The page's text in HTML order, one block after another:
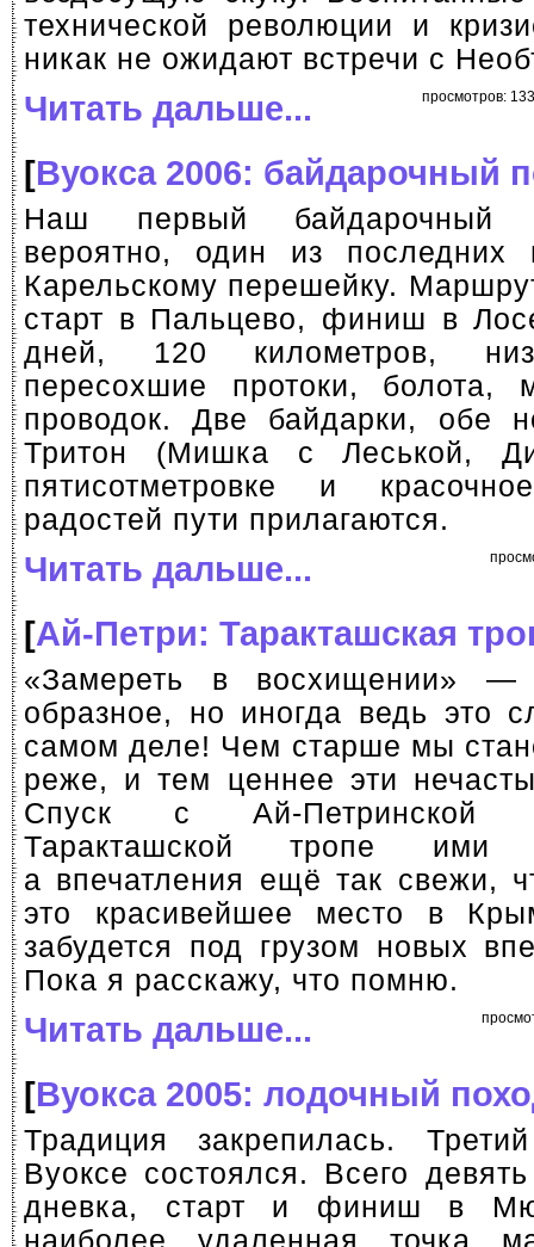
технической революции и
никак не ожидают встречи с
просмотров:
Читать дальше...
[Вуокса 2006: байдарочный
Наш первый байдарочный
вероятно, один из последних
Карельскому перешейку.
старт в Пальцево, финиш в
дней, 120 километров,
пересохшие протоки, болота,
проводок. Две байдарки, обе
Тритон (Мишка с Леськой,
пятисотметровке и
радостей пути прилагаются.
Читать дальше...
[Ай-Петри: Таракташская
«Замереть в восхищении» —
образное, но иногда ведь это
самом деле! Чем старше мы
реже, и тем ценнее эти
Спуск с Ай-Петринской
Таракташской тропе ими
а впечатления ещё так свежи,
это красивейшее место в
забудется под грузом новых
Пока я расскажу, что помню.
Читать дальше...
[Вуокса 2005: лодочный
Традиция закрепилась.
Вуоксе состоялся. Всего
дневка, старт и финиш в
наиболее удаленная точка